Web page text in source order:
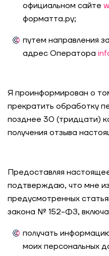
официальном сайте
форматта.ру;
путем направления
адрес Оператора
Я проинформирован о
прекратить обработку
позднее 30 (тридцати)
получения отзыва
Предоставляя
подтверждаю, что мне
предусмотренных
закона № 152-ФЗ,
получать
моих персональных